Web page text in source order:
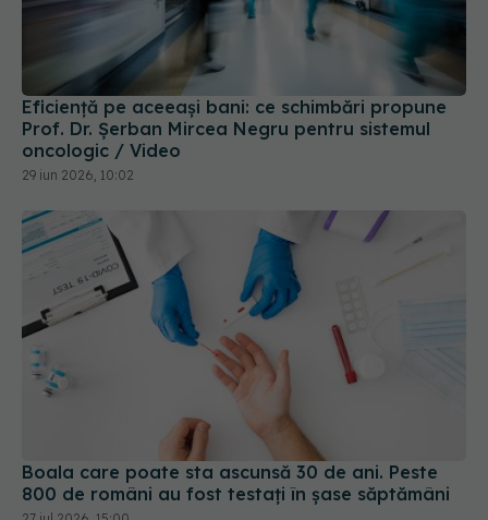
Eficiență pe aceeași bani: ce schimbări propune
Prof. Dr. Șerban Mircea Negru pentru sistemul
oncologic / Video
29 iun 2026, 10:02
Boala care poate sta ascunsă 30 de ani. Peste
800 de români au fost testați în șase săptămâni
27 iul 2026, 15:00